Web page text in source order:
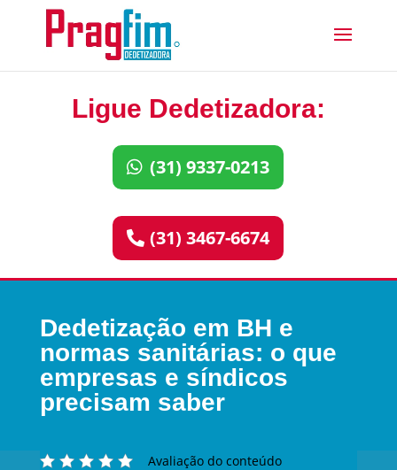
Ligue Dedetizadora:
(31) 9337-0213
(31) 3467-6674
Dedetização em BH e
normas sanitárias: o que
empresas e síndicos
precisam saber
Avaliação do conteúdo